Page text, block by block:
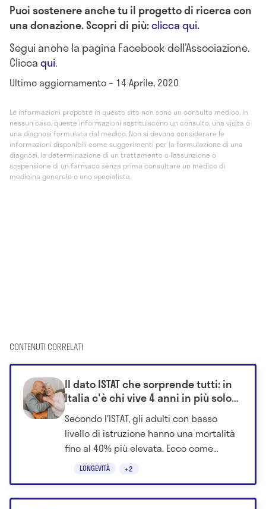
Puoi sostenere anche tu il progetto di ricerca con
una donazione. Scopri di più:clicca qui.
Segui anche la pagina Facebook dell’Associazione.
Cliccaqui.
Ultimo aggiornamento – 14 Aprile, 2020
Le informazioni proposte in questo sito non sono un consulto medico. In
nessun caso, queste informazioni sostituiscono un consulto, una visita o
una diagnosi formulata dal medico. Non si devono considerare le
informazioni disponibili come suggerimenti per la formulazione di una
diagnosi, la determinazione di un trattamento o l’assunzione o
sospensione di un farmaco senza prima consultare un medico di
medicina generale o uno specialista.
CONTENUTI CORRELATI
LONGEVITÀ +2
Il dato ISTAT che sorprende tutti: in
Italia c'è chi vive 4 anni in più solo
grazie a questo fattore
Secondo l'ISTAT, gli adulti con basso
livello di istruzione hanno una mortalità
fino al 40% più elevata. Ecco come
scuola, territorio e salute influenzano la